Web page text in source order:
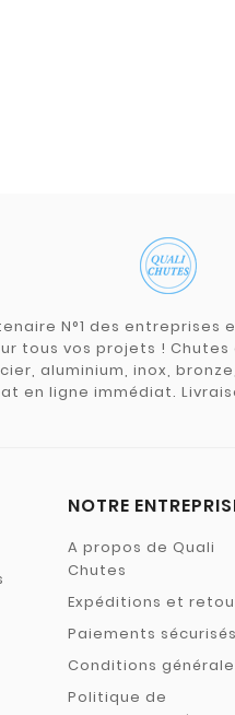
N°1 des
tous vos projets !
aluminium, inox,
en ligne immédiat.
NOTRE
A propos de Quali
Chutes
Expéditions et
Paiements sécurisés
Conditions
Politique de